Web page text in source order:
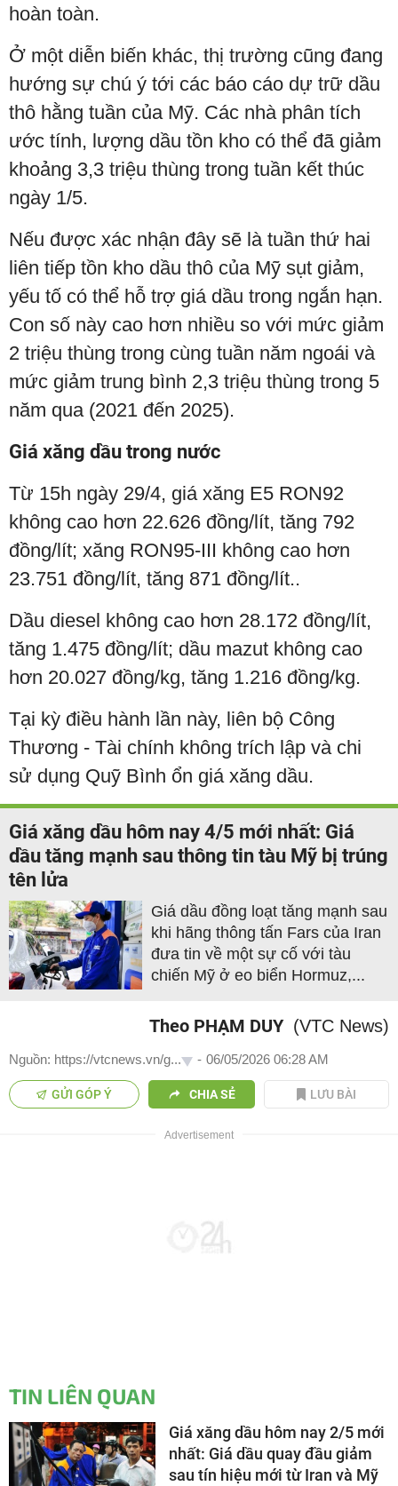
hoàn toàn.
Ở một diễn biến khác, thị trường cũng đang
hướng sự chú ý tới các báo cáo dự trữ dầu
thô hằng tuần của Mỹ. Các nhà phân tích
ước tính, lượng dầu tồn kho có thể đã giảm
khoảng 3,3 triệu thùng trong tuần kết thúc
ngày 1/5.
Nếu được xác nhận đây sẽ là tuần thứ hai
liên tiếp tồn kho dầu thô của Mỹ sụt giảm,
yếu tố có thể hỗ trợ giá dầu trong ngắn hạn.
Con số này cao hơn nhiều so với mức giảm
2 triệu thùng trong cùng tuần năm ngoái và
mức giảm trung bình 2,3 triệu thùng trong 5
năm qua (2021 đến 2025).
Giá xăng dầu trong nước
Từ 15h ngày 29/4, giá xăng E5 RON92
không cao hơn 22.626 đồng/lít, tăng 792
đồng/lít; xăng RON95-III không cao hơn
23.751 đồng/lít, tăng 871 đồng/lít..
Dầu diesel không cao hơn 28.172 đồng/lít,
tăng 1.475 đồng/lít; dầu mazut không cao
hơn 20.027 đồng/kg, tăng 1.216 đồng/kg.
Tại kỳ điều hành lần này, liên bộ Công
Thương - Tài chính không trích lập và chi
sử dụng Quỹ Bình ổn giá xăng dầu.
Giá xăng dầu hôm nay 4/5 mới nhất: Giá
dầu tăng mạnh sau thông tin tàu Mỹ bị trúng
tên lửa
Giá dầu đồng loạt tăng mạnh sau
khi hãng thông tấn Fars của Iran
đưa tin về một sự cố với tàu
chiến Mỹ ở eo biển Hormuz,...
Theo PHẠM DUY (VTC News)
Nguồn: https://vtcnews.vn/g... - 06/05/2026 06:28 AM
GỬI GÓP Ý CHIA SẺ LƯU BÀI
TIN LIÊN QUAN
Giá xăng dầu hôm nay 2/5 mới
nhất: Giá dầu quay đầu giảm
sau tín hiệu mới từ Iran và Mỹ